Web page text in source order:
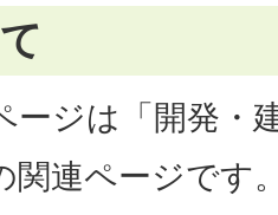
ージは「開発・
関連ページです